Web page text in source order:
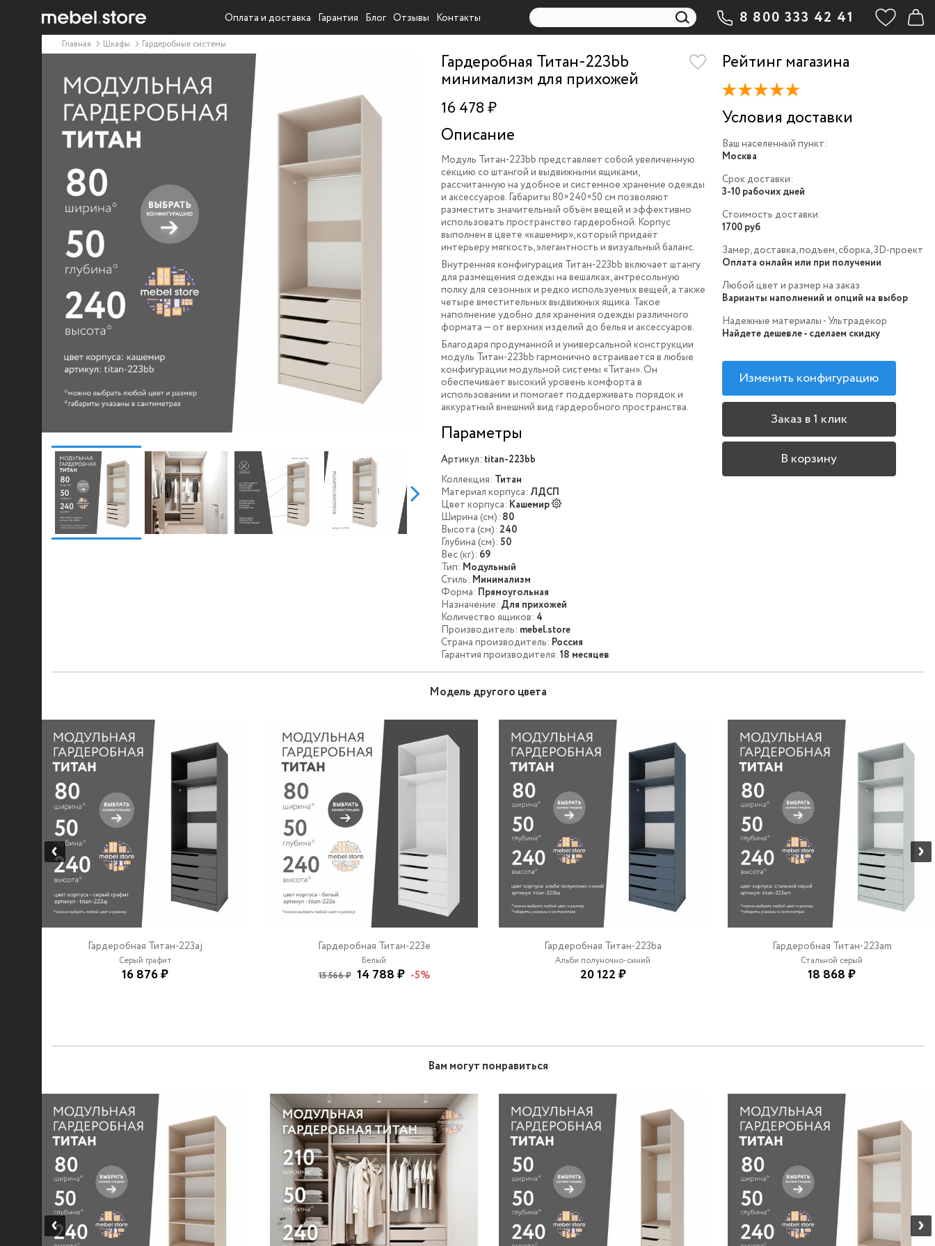
Оплата и доставка Гарантия Блог Отзывы Контакты 8 800 333 42 41
© 2021-2026 mebel.store
Главная Шкафы Гардеробные системы
Гардеробная Титан-223bb
минимализм для прихожей
16 478 ₽
Описание
Модуль Титан-223bb представляет собой увеличенную
секцию со штангой и выдвижными ящиками,
рассчитанную на удобное и системное хранение одежды
и аксессуаров. Габариты 80×240×50 см позволяют
разместить значительный объём вещей и эффективно
использовать пространство гардеробной. Корпус
выполнен в цвете «кашемир», который придаёт
интерьеру мягкость, элегантность и визуальный баланс.
Внутренняя конфигурация Титан-223bb включает штангу
для размещения одежды на вешалках, антресольную
полку для сезонных и редко используемых вещей, а также
четыре вместительных выдвижных ящика. Такое
наполнение удобно для хранения одежды различного
формата — от верхних изделий до белья и аксессуаров.
Благодаря продуманной и универсальной конструкции
модуль Титан-223bb гармонично встраивается в любые
конфигурации модульной системы «Титан». Он
обеспечивает высокий уровень комфорта в
использовании и помогает поддерживать порядок и
аккуратный внешний вид гардеробного пространства.
Параметры
Артикул: titan-223bb
Коллекция: Титан
Материал корпуса: ЛДСП
Цвет корпуса: Кашемир
Ширина (см): 80
Высота (см): 240
Глубина (см): 50
Вес (кг): 69
Тип: Модульный
Стиль: Минимализм
Форма: Прямоугольная
Назначение: Для прихожей
Количество ящиков: 4
Производитель: mebel.store
Страна производитель: Россия
Гарантия производителя: 18 месяцев
Рейтинг магазина
Условия доставки
Ваш населенный пункт:
Москва
Срок доставки:
3-10 рабочих дней
Стоимость доставки:
1700 руб
Замер, доставка, подъем, сборка, 3D-проект
Оплата онлайн или при получении
Любой цвет и размер на заказ
Варианты наполнений и опций на выбор
Надежные материалы - Ультрадекор
Найдете дешевле - сделаем скидку
Изменить конфигурацию
Заказ в 1 клик
В корзину
Модель другого цвета
Гардеробная Титан-223aj
Серый графит
16 876 ₽
Гардеробная Титан-223e
Белый
15 566 ₽ 14 788 ₽ -5%
Гардеробная Титан-223ba
Альби полуночно-синий
20 122 ₽
Гардеробная Титан-223am
Стальной серый
18 868 ₽
Вам могут понравиться